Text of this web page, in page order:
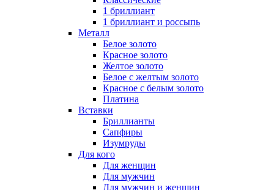
1 бриллиант
1 бриллиант и россыпь
Металл
Белое золото
Красное золото
Желтое золото
Белое с желтым золото
Красное с белым золото
Платина
Вставки
Бриллианты
Сапфиры
Изумруды
Для кого
Для женщин
Для мужчин
Для мужчин и женщин